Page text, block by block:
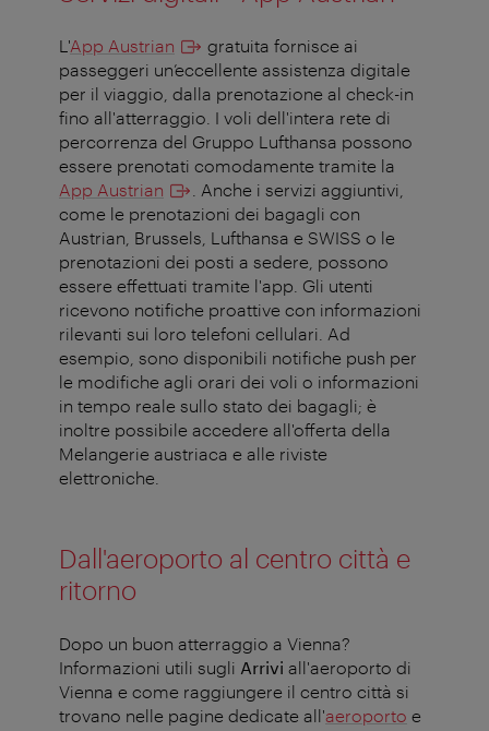
L'App Austrian
gratuita fornisce ai
passeggeri un’eccellente assistenza digitale
per il viaggio, dalla prenotazione al check-in
fino all'atterraggio. I voli dell'intera rete di
percorrenza del Gruppo Lufthansa possono
essere prenotati comodamente tramite la
App Austrian
. Anche i servizi aggiuntivi,
come le prenotazioni dei bagagli con
Austrian, Brussels, Lufthansa e SWISS o le
prenotazioni dei posti a sedere, possono
essere effettuati tramite l'app. Gli utenti
ricevono notifiche proattive con informazioni
rilevanti sui loro telefoni cellulari. Ad
esempio, sono disponibili notifiche push per
le modifiche agli orari dei voli o informazioni
in tempo reale sullo stato dei bagagli; è
inoltre possibile accedere all'offerta della
Melangerie austriaca e alle riviste
elettroniche.
Dall'aeroporto al centro città e
ritorno
Dopo un buon atterraggio a Vienna?
Informazioni utili sugli Arrivi all'aeroporto di
Vienna e come raggiungere il centro città si
trovano nelle pagine dedicate all'aeroporto e